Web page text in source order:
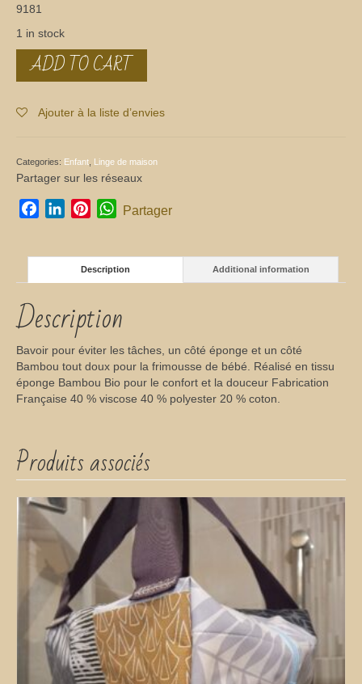
9181
1 in stock
Bavoir
bambou
ADD TO CART
Ajouter à la liste d’envies
Categories: Enfant Linge de maison
Partager sur les réseaux
FacebookLinkedInPinterestWhatsApp
Partager
Description Additional information
Description
Bavoir pour éviter les tâches, un côté éponge et un côté
Bambou tout doux pour la frimousse de bébé. Réalisé en tissu
éponge Bambou Bio pour le confort et la douceur Fabrication
Française 40 % viscose 40 % polyester 20 % coton.
Produits associés